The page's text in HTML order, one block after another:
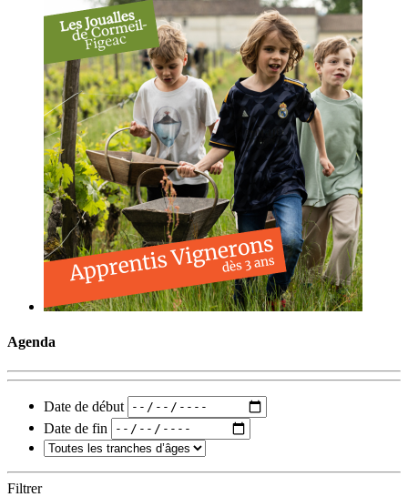
Agenda
Date de début
Date de fin
Filtrer